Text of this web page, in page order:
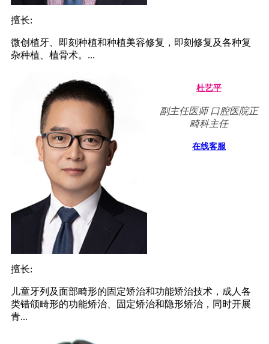
擅长:
微创植牙、即刻种植和种植美容修复，即刻修复及各种复
杂种植、植骨术。...
杜艺平
副主任医师 口腔医院正
畸科主任
在线客服
擅长:
儿童牙列及面部畸形的固定矫治和功能矫治技术，成人各
类错颌畸形的功能矫治、固定矫治和隐形矫治，同时开展
青...